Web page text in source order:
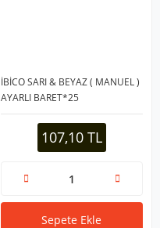
İBİCO SARI & BEYAZ ( MANUEL )
AYARLI BARET*25
107,10 TL
Sepete Ekle